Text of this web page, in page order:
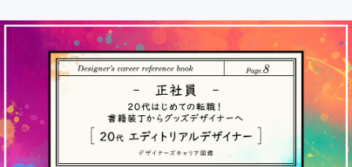
当社は個人情報の取扱いに関する法令、国が定める指針その
他の規範を遵守致します。
当社は個人情報の漏えい、滅失、き損などのリスクに対して
は、合理的な安全対策を講じて防止する規程、体制を構築
し、継続的に向上させていきます。また、万一の際には速や
かに是正措置を講じます。
当社は個人情報取扱いに関する苦情及び相談に対しては、迅
速かつ誠実に対応致します。
個人情報保護マネジメントシステムは、当社を取り巻く環境